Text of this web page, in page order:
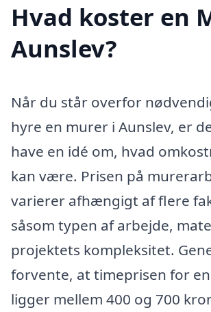
Hvad koster en
Aunslev?
Når du står overfor
hyre en murer i Aunslev, er
have en idé om, hvad
kan være. Prisen på
varierer afhængigt af flere
såsom typen af arbejde,
projektets kompleksitet.
forvente, at timeprisen for
ligger mellem 400 og 700